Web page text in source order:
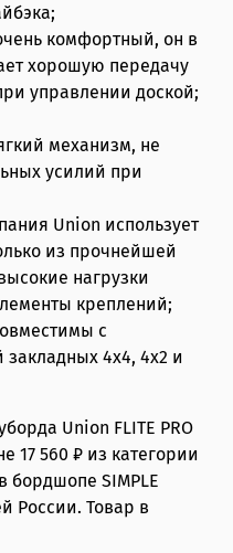
комфортный, он в
хорошую передачу
управлении доской;
механизм, не
усилий при
Union использует
из прочнейшей
нагрузки
креплений;
с
4x4, 4x2 и
Union FLITE PRO
17 560 ₽ из категории
бордшопе SIMPLE
России. Товар в